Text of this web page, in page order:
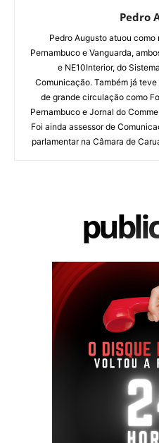
Pedro
Pedro Augusto atuou como
Pernambuco e Vanguarda,
e NE10Interior, do
Comunicação. Também já
de grande circulação como
Pernambuco e Jornal do
Foi ainda assessor de
parlamentar na Câmara de